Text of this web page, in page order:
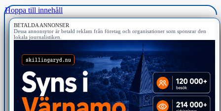
Hoppa till innehåll
BETALDA ANNONSER
Dessa annonsytor är betald reklam från företag och organisationer som sponsrar den
lokala journalistiken.